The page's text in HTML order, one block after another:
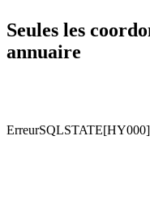
Seules les
annuaire